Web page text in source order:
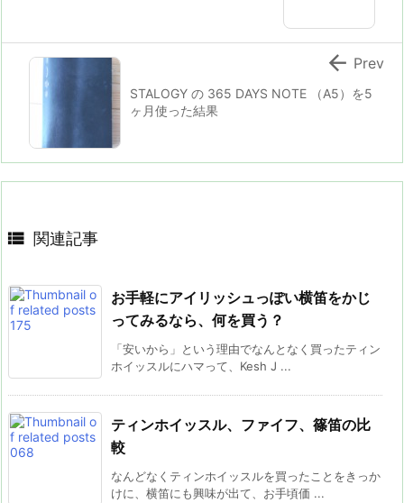
STALOGY の 365 DAYS NOTE （A5）を5
ヶ月使った結果
 Prev
 関連記事
お手軽にアイリッシュっぽい横笛をかじ
ってみるなら、何を買う？
「安いから」という理由でなんとなく買ったティン
ホイッスルにハマって、Kesh J ...
ティンホイッスル、ファイフ、篠笛の比
較
なんどなくティンホイッスルを買ったことをきっか
けに、横笛にも興味が出て、お手頃価 ...